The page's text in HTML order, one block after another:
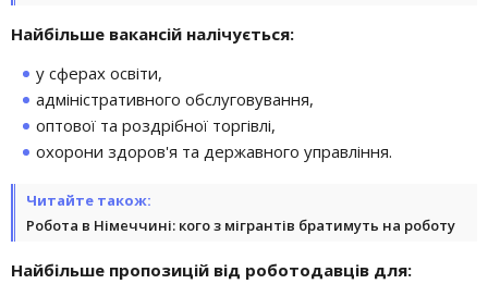
Найбільше вакансій налічується:
у сферах освіти,
адміністративного обслуговування,
оптової та роздрібної торгівлі,
охорони здоров'я та державного управління.
Читайте також:
Робота в Німеччині: кого з мігрантів братимуть на роботу
Найбільше пропозицій від роботодавців для: